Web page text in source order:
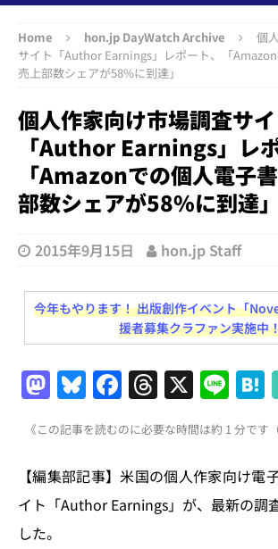
Home hon.jp DayWatch Archive
個
サイト「Author Earnings」レポート、「
売上部数シェアが58%に到達」
個人作家向け市場調査サ
「Author Earnings」レポ
「Amazonでの個人電子
部数シェアが58%に到達」
2015年9月15日 hon.jp Staff
今年もやります！ 出版創作イベント「
援者募集クラファン実施中
M
a
st
o
d
o
Bl
u
e
s
k
F
a
c
e
b
T
h
re
a
d
s
X Li
n
e
《この記事を読むのに必要な時間は約 1 分です
【編集部記事】米国の個人作家向け電
イト「Author Earnings」が、最新の調
した。